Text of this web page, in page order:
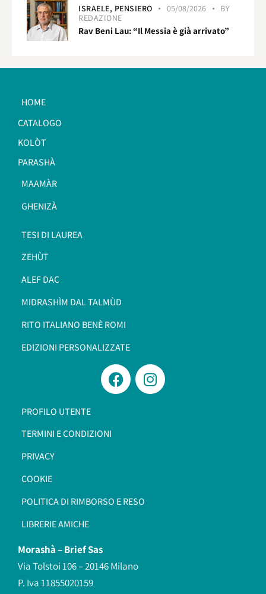
ISRAELE, PENSIERO 05/08/2026
BY
REDAZIONE
Rav Beni Lau: “Il Messia è già arrivato”
HOME
CATALOGO
KOLÒT
PARASHÀ
MAAMÀR
GHENIZÀ
TESI DI LAUREA
ZEHÙT
ALEF DAC
MIDRASHÌM DAL TALMÙD
RITO ITALIANO BENÈ ROMI​
EDIZIONI PERSONALIZZATE
PROFILO UTENTE
TERMINI E CONDIZIONI
PRIVACY
COOKIE
POLITICA DI RIMBORSO E RESO
LIBRERIE AMICHE
Morashà –Brief Sas
Via Tolstoi 106 – 20146 Milano
P. Iva 11855020159